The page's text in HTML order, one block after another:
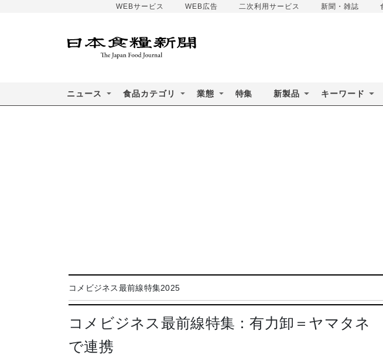
WEBサービス WEB広告 二次利用サービス 新聞・雑誌
ニュース 食品カテゴリ 業態 特集 新製品 キーワード
コメビジネス最前線特集2025
コメビジネス最前線特集：有力卸＝ヤマタネ
で連携